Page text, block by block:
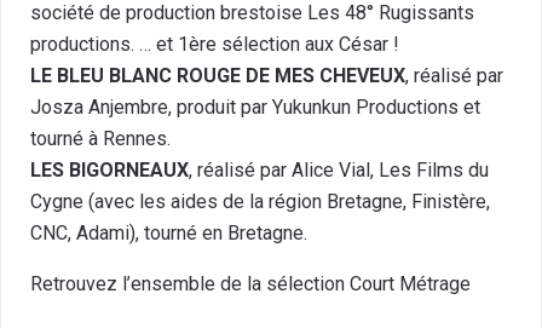
société de production brestoise Les 48° Rugissants
productions. … et 1ère sélection aux César !
LE BLEU BLANC ROUGE DE MES CHEVEUX, réalisé par
Josza Anjembre, produit par Yukunkun Productions et
tourné à Rennes.
LES BIGORNEAUX, réalisé par Alice Vial, Les Films du
Cygne (avec les aides de la région Bretagne, Finistère,
CNC, Adami), tourné en Bretagne.
Retrouvez l’ensemble de la sélection Court Métrage